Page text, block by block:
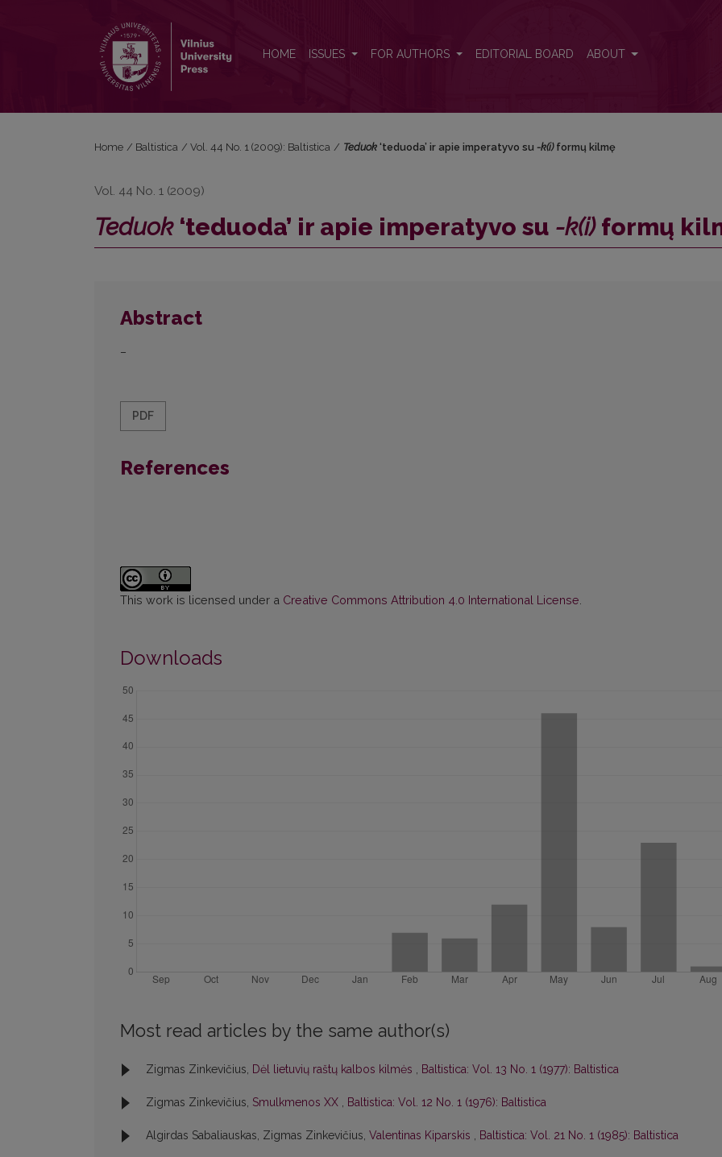
HOME ISSUES FOR AUTHORS EDITORIAL BOARD ABOUT
Home / Baltistica / Vol. 44 No. 1 (2009): Baltistica / Teduok‘teduoda’ ir apie imperatyvo su -k(i)formų kilmę
Vol. 44 No. 1 (2009)
Teduok‘teduoda’ ir apie imperatyvo su -k(i)formų
Abstract
–
PDF
References
This work is licensed under a Creative Commons Attribution 4.0 International License
Downloads
Most read articles by the same author(s)
Zigmas Zinkevičius, Dėl lietuvių raštų kalbos kilmės , Baltistica: Vol. 13 No. 1 (1977): Baltistica
Zigmas Zinkevičius, Smulkmenos XX , Baltistica: Vol. 12 No. 1 (1976): Baltistica
Algirdas Sabaliauskas, Zigmas Zinkevičius, Valentinas Kiparskis , Baltistica: Vol. 21 No. 1 (1985): Baltistica